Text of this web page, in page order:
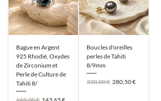
Bague en Argent
925 Rhodié, Oxydes
de Zirconium et
Perle de Culture de
Tahiti 8/
Prix originalPrix promotionnel
Boucles d'oreilles
perles de Tahiti
8/9mm
Prix original
330,00 € Prix promotionnel
280,50 €